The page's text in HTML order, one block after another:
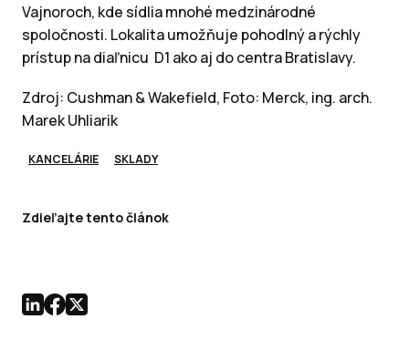
Vajnoroch, kde sídlia mnohé medzinárodné
spoločnosti. Lokalita umožňuje pohodlný a rýchly
prístup na diaľnicu D1 ako aj do centra Bratislavy.
Zdroj: Cushman & Wakefield, Foto: Merck, ing. arch.
Marek Uhliarik
KANCELÁRIE SKLADY
Zdieľajte tento článok